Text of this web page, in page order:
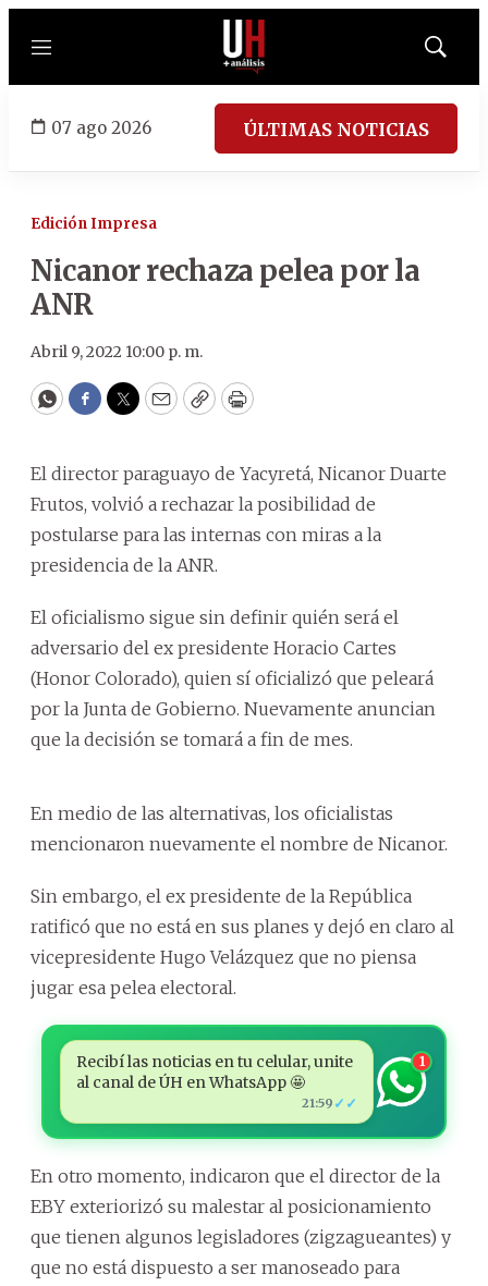
Menú
Mostrar
07 ago 2026 ÚLTIMAS NOTICIAS
Edición Impresa
Nicanor rechaza pelea por la
ANR
Abril 9, 2022 10:00 p. m.
WhatsApp
Facebook
Twitter
EmailCopyPrint
El director paraguayo de Yacyretá, Nicanor Duarte
Frutos, volvió a rechazar la posibilidad de
postularse para las internas con miras a la
presidencia de la ANR.
El oficialismo sigue sin definir quién será el
adversario del ex presidente Horacio Cartes
(Honor Colorado), quien sí oficializó que peleará
por la Junta de Gobierno. Nuevamente anuncian
que la decisión se tomará a fin de mes.
En medio de las alternativas, los oficialistas
mencionaron nuevamente el nombre de Nicanor.
Sin embargo, el ex presidente de la República
ratificó que no está en sus planes y dejó en claro al
vicepresidente Hugo Velázquez que no piensa
jugar esa pelea electoral.
Recibí las noticias en tu celular, unite
al canal de ÚH en WhatsApp 🤩
21:59 ✓✓
1
En otro momento, indicaron que el director de la
EBY exteriorizó su malestar al posicionamiento
que tienen algunos legisladores (zigzagueantes) y
que no está dispuesto a ser manoseado para